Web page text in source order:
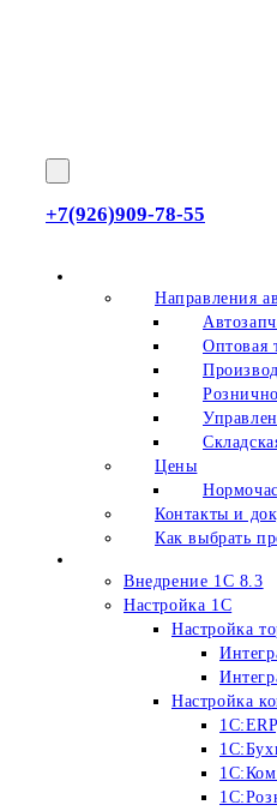
+7(926)909-78-55
Направления
Оптовая
Цены
Контакты и
Как выбрать
Внедрение 1С 8.3
Настройка 1С
Настройка
Настройка